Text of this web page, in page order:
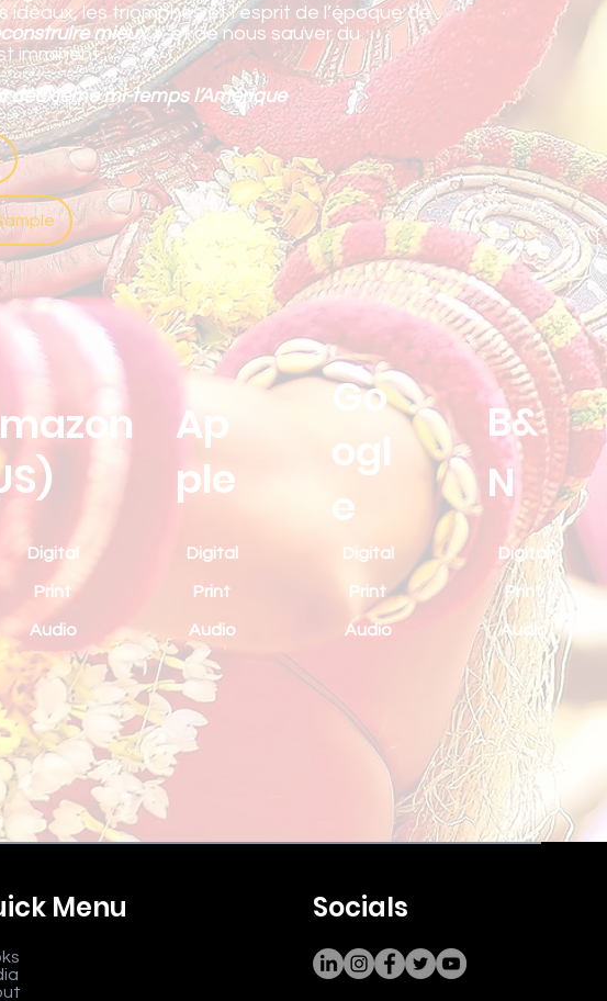
les triomphes et l’esprit de l’époque de
mieux », et de nous sauver du
imminent.
deuxième mi-temps l’Amérique
Digital
Print
Audio
Ap
ple
Digital
Print
Audio
Go
ogl
e
Digital
Print
Audio
B&
N
Digital
Print
Audio
Menu Socials